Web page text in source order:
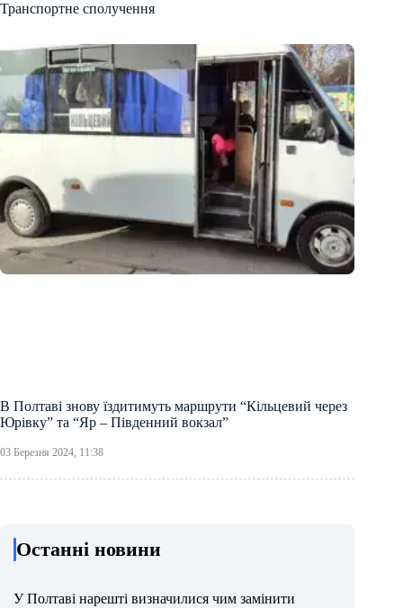
Транспортне сполучення
В Полтаві знову їздитимуть маршрути “Кільцевий через
Юрівку” та “Яр – Південний вокзал”
03 Березня 2024, 11:38
Останні новини
У Полтаві нарешті визначилися чим замінити